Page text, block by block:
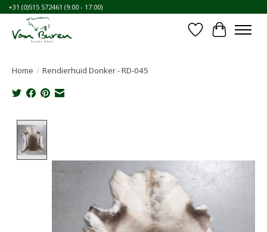
+31 (0)515 572461 (9:00 - 17:00)
Verlanglijst
Home / Rendierhuid Donker - RD-045